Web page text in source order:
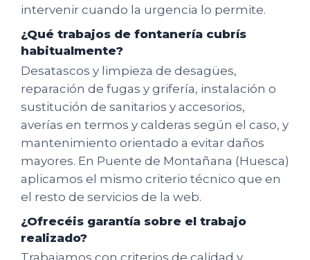
intervenir cuando la urgencia lo permite.
¿Qué trabajos de fontanería cubrís
habitualmente?
Desatascos y limpieza de desagües,
reparación de fugas y grifería, instalación o
sustitución de sanitarios y accesorios,
averías en termos y calderas según el caso, y
mantenimiento orientado a evitar daños
mayores. En Puente de Montañana (Huesca)
aplicamos el mismo criterio técnico que en
el resto de servicios de la web.
¿Ofrecéis garantía sobre el trabajo
realizado?